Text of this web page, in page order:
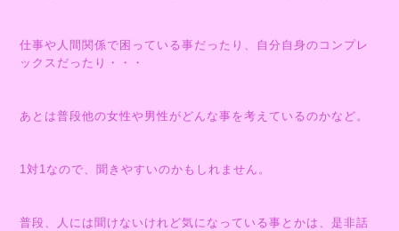
仕事や人間関係で困っている事だったり、自分自身のコンプレ
ックスだったり・・・
あとは普段他の女性や男性がどんな事を考えているのかなど。
1対1なので、聞きやすいのかもしれません。
普段、人には聞けないけれど気になっている事とかは、是非話